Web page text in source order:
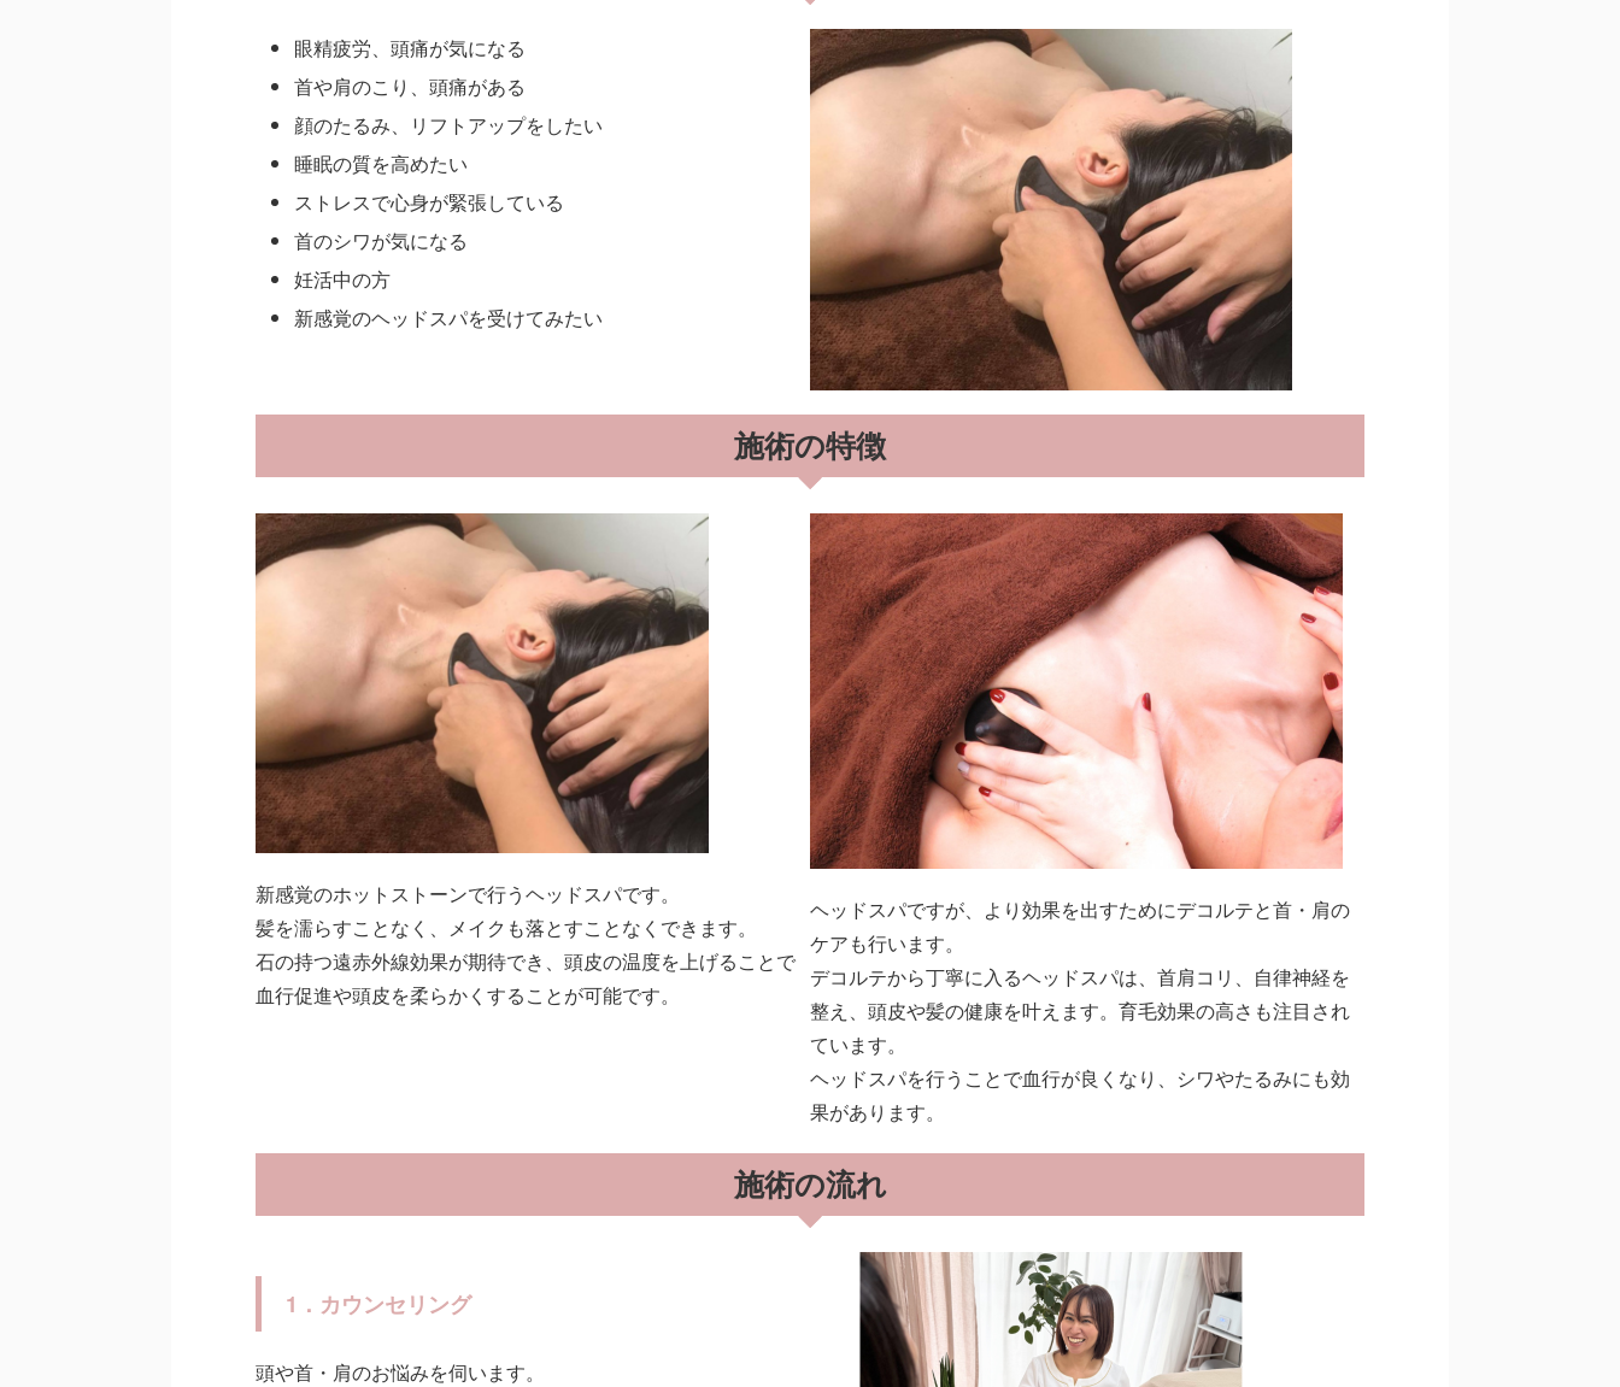
眼精疲労、頭痛が気になる
首や肩のこり、頭痛がある
顔のたるみ、リフトアップをしたい
睡眠の質を高めたい
ストレスで心身が緊張している
首のシワが気になる
妊活中の方
新感覚のヘッドスパを受けてみたい
施術の特徴
新感覚のホットストーンで行うヘッドスパです。
髪を濡らすことなく、メイクも落とすことなくできます。
石の持つ遠赤外線効果が期待でき、頭皮の温度を上げることで
血行促進や頭皮を柔らかくすることが可能です。
ヘッドスパですが、より効果を出すためにデコルテと首・肩の
ケアも行います。
デコルテから丁寧に入るヘッドスパは、首肩コリ、自律神経を
整え、頭皮や髪の健康を叶えます。育毛効果の高さも注目され
ています。
ヘッドスパを行うことで血行が良くなり、シワやたるみにも効
果があります。
施術の流れ
1．カウンセリング
頭や首・肩のお悩みを伺います。